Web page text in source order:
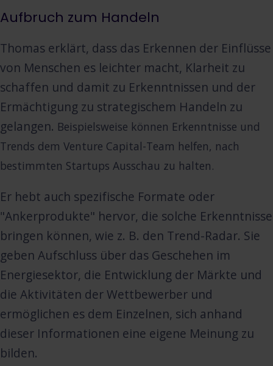
Aufbruch zum Handeln
Thomas erklärt, dass das Erkennen der Einflüsse
von Menschen es leichter macht, Klarheit zu
schaffen und damit zu Erkenntnissen und der
Ermächtigung zu strategischem Handeln zu
gelangen. Beispielsweise können Erkenntnisse und
Trends dem Venture Capital-Team helfen, nach
bestimmten Startups Ausschau zu halten.
Er hebt auch spezifische Formate oder
"Ankerprodukte" hervor, die solche Erkenntnisse
bringen können, wie z. B. den Trend-Radar. Sie
geben Aufschluss über das Geschehen im
Energiesektor, die Entwicklung der Märkte und
die Aktivitäten der Wettbewerber und
ermöglichen es dem Einzelnen, sich anhand
dieser Informationen eine eigene Meinung zu
bilden.